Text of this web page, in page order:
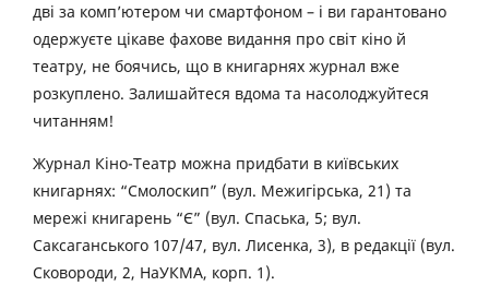
дві за комп’ютером чи смартфоном – і ви гарантовано
одержуєте цікаве фахове видання про світ кіно й
театру, не боячись, що в книгарнях журнал вже
розкуплено. Залишайтеся вдома та насолоджуйтеся
читанням!
Журнал Кіно-Театр можна придбати в київських
книгарнях: “Смолоскип” (вул. Межигірська, 21) та
мережі книгарень “Є” (вул. Спаська, 5; вул.
Саксаганського 107/47, вул. Лисенка, 3), в редакції (вул.
Сковороди, 2, НаУКМА, корп. 1).